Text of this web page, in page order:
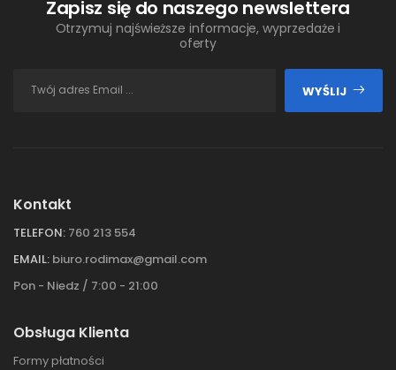
Zapisz się do naszego newslettera
Otrzymuj najświeższe informacje, wyprzedaże i
oferty
WYŚLIJ
Kontakt
TELEFON: 760 213 554
EMAIL: biuro.rodimax@gmail.com
Pon - Niedz / 7:00 - 21:00
Obsługa Klienta
Formy płatności